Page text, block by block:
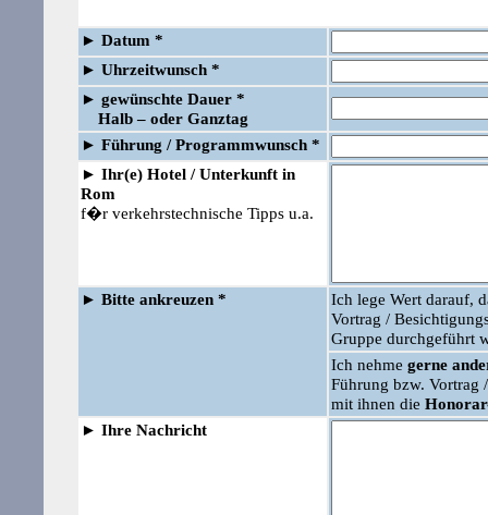
► Datum *
► Uhrzeitwunsch *
► gewünschte Dauer *
Halb – oder Ganztag
► Führung /Programmwunsch *
► Ihr(e) Hotel / Unterkunft in
Rom
f�r verkehrstechnische Tipps u.a.
► Bitte ankreuzen *
Ich lege Wert darauf,
Vortrag /
Gruppe durchgeführt
Ich nehme gerne
Führung bzw. Vortrag
mit ihnen die
► Ihre Nachricht